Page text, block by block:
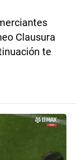
Clausura
te